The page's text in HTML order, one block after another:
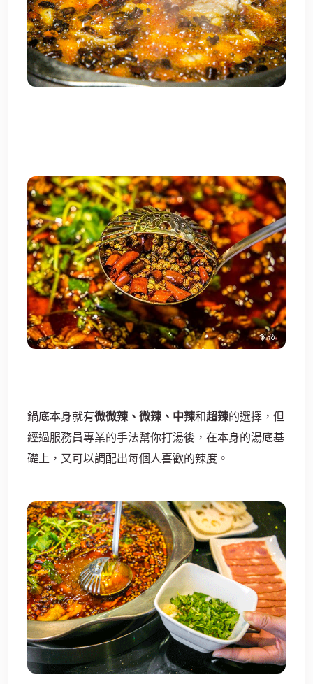
鍋底本身就有微微辣、微辣、中辣和超辣的選擇，但
經過服務員專業的手法幫你打湯後，在本身的湯底基
礎上，又可以調配出每個人喜歡的辣度。